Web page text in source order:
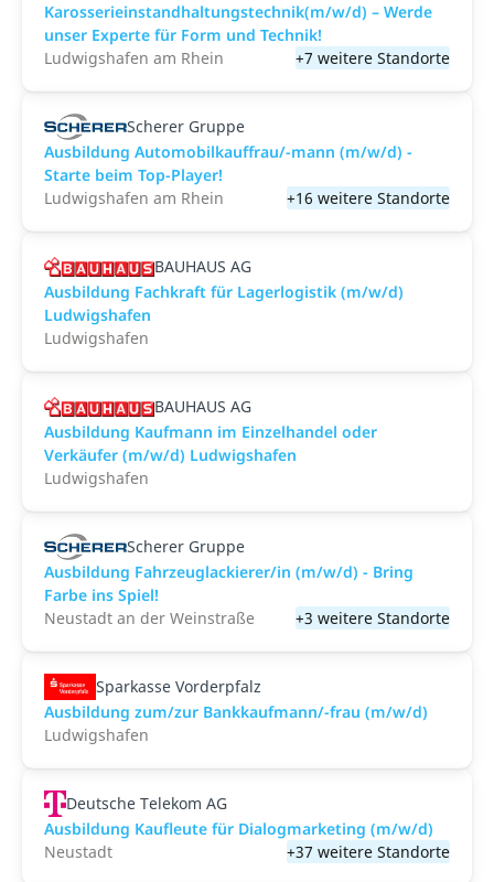
Karosserieinstandhaltungstechnik(m/w/d) – Werde
unser Experte für Form und Technik!
Ludwigshafen am Rhein
+7 weitere Standorte
Scherer Gruppe
Ausbildung Automobilkauffrau/-mann (m/w/d) -
Starte beim Top-Player!
Ludwigshafen am Rhein
+16 weitere Standorte
BAUHAUS AG
Ausbildung Fachkraft für Lagerlogistik (m/w/d)
Ludwigshafen
Ludwigshafen
BAUHAUS AG
Ausbildung Kaufmann im Einzelhandel oder
Verkäufer (m/w/d) Ludwigshafen
Ludwigshafen
Scherer Gruppe
Ausbildung Fahrzeuglackierer/in (m/w/d) - Bring
Farbe ins Spiel!
Neustadt an der Weinstraße
+3 weitere Standorte
Sparkasse Vorderpfalz
Ausbildung zum/zur Bankkaufmann/-frau (m/w/d)
Ludwigshafen
Deutsche Telekom AG
Ausbildung Kaufleute für Dialogmarketing (m/w/d)
Neustadt
+37 weitere Standorte